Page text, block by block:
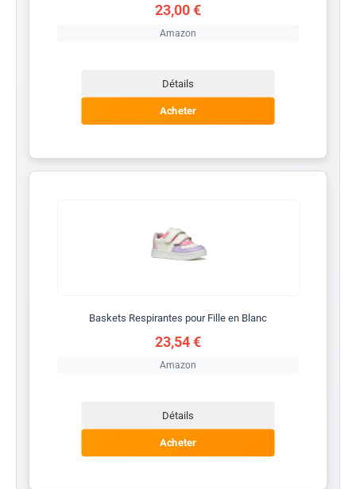
23,00 €
Amazon
Détails
Acheter
Baskets Respirantes pour Fille en Blanc
23,54 €
Amazon
Détails
Acheter